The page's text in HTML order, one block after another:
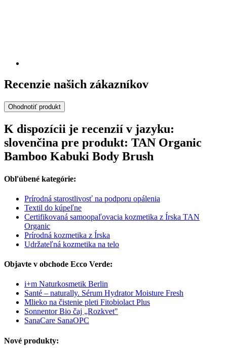
Recenzie našich zákazníkov
Ohodnotiť produkt
K dispozícii je recenzií v jazyku:
slovenčina pre produkt: TAN Organic
Bamboo Kabuki Body Brush
Obľúbené kategórie:
Prírodná starostlivosť na podporu opálenia
Textil do kúpeľne
Certifikovaná samoopaľovacia kozmetika z Írska TAN
Organic
Prírodná kozmetika z Írska
Udržateľná kozmetika na telo
Objavte v obchode Ecco Verde:
i+m Naturkosmetik Berlin
Santé – naturally. Sérum Hydrator Moisture Fresh
Mlieko na čistenie pleti Fitobiolact Plus
Sonnentor Bio čaj „Rozkvet"
SanaCare SanaOPC
Nové produkty: